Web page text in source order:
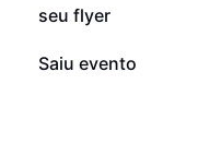
1,9 mil
seu flyer
445
Saiu evento